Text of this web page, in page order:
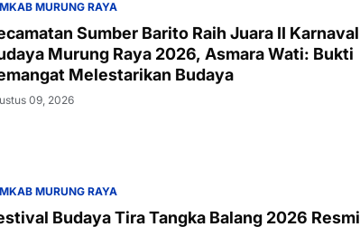
MURUNG RAYA
Sumber Barito Raih Juara II Karnaval
Murung Raya 2026, Asmara Wati: Bukti
Melestarikan Budaya
09, 2026
MURUNG RAYA
Budaya Tira Tangka Balang 2026 Resmi